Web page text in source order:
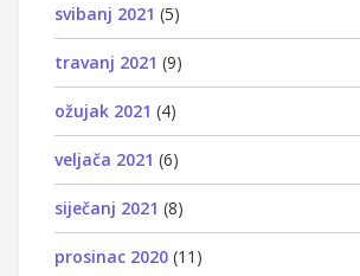
svibanj 2021 (5)
travanj 2021 (9)
ožujak 2021 (4)
veljača 2021 (6)
siječanj 2021 (8)
prosinac 2020 (11)